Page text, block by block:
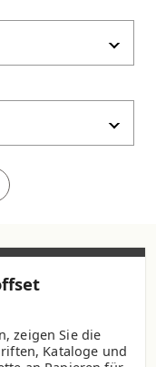
zeigen Sie die
Kataloge und